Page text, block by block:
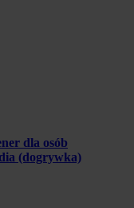
dla osób
(dogrywka)